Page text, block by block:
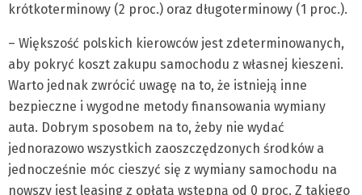
krótkoterminowy (2 proc.) oraz długoterminowy (1 proc.).
– Większość polskich kierowców jest zdeterminowanych,
aby pokryć koszt zakupu samochodu z własnej kieszeni.
Warto jednak zwrócić uwagę na to, że istnieją inne
bezpieczne i wygodne metody finansowania wymiany
auta. Dobrym sposobem na to, żeby nie wydać
jednorazowo wszystkich zaoszczędzonych środków a
jednocześnie móc cieszyć się z wymiany samochodu na
nowszy jest leasing z opłatą wstępną od 0 proc. Z takiego